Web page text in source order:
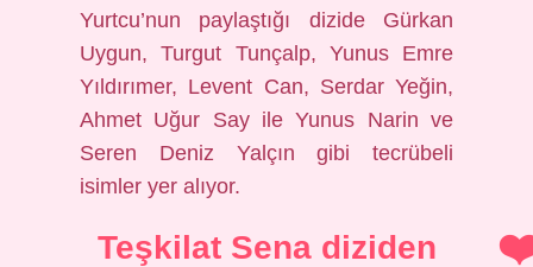
Yurtcu’nun paylaştığı dizide Gürkan
Uygun, Turgut Tunçalp, Yunus Emre
Yıldırımer, Levent Can, Serdar Yeğin,
Ahmet Uğur Say ile Yunus Narin ve
Seren Deniz Yalçın gibi tecrübeli
isimler yer alıyor.
Teşkilat Sena diziden